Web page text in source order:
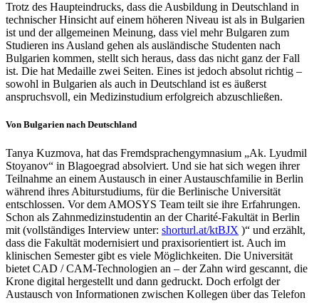
Trotz des Haupteindrucks, dass die Ausbildung in Deutschland in
technischer Hinsicht auf einem höheren Niveau ist als in Bulgarien
ist und der allgemeinen Meinung, dass viel mehr Bulgaren zum
Studieren ins Ausland gehen als ausländische Studenten nach
Bulgarien kommen, stellt sich heraus, dass das nicht ganz der Fall
ist. Die hat Medaille zwei Seiten. Eines ist jedoch absolut richtig –
sowohl in Bulgarien als auch in Deutschland ist es äußerst
anspruchsvoll, ein Medizinstudium erfolgreich abzuschließen.
Von Bulgarien nach Deutschland
Tanya Kuzmova, hat das Fremdsprachengymnasium „Ak. Lyudmil
Stoyanov“ in Blagoegrad absolviert. Und sie hat sich wegen ihrer
Teilnahme an einem Austausch in einer Austauschfamilie in Berlin
während ihres Abiturstudiums, für die Berlinische Universität
entschlossen. Vor dem AMOSYS Team teilt sie ihre Erfahrungen.
Schon als Zahnmedizinstudentin an der Charité-Fakultät in Berlin
mit (vollständiges Interview unter: shorturl.at/ktBJX )“ und erzählt,
dass die Fakultät modernisiert und praxisorientiert ist. Auch im
klinischen Semester gibt es viele Möglichkeiten. Die Universität
bietet CAD / CAM-Technologien an – der Zahn wird gescannt, die
Krone digital hergestellt und dann gedruckt. Doch erfolgt der
Austausch von Informationen zwischen Kollegen über das Telefon